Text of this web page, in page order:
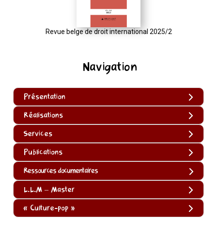
Navigation
Présentation
Réalisations
Services
Publications
Ressources documentaires
L.L.M – Master
« Culture-pop »
Revue belge de droit international 2025/2